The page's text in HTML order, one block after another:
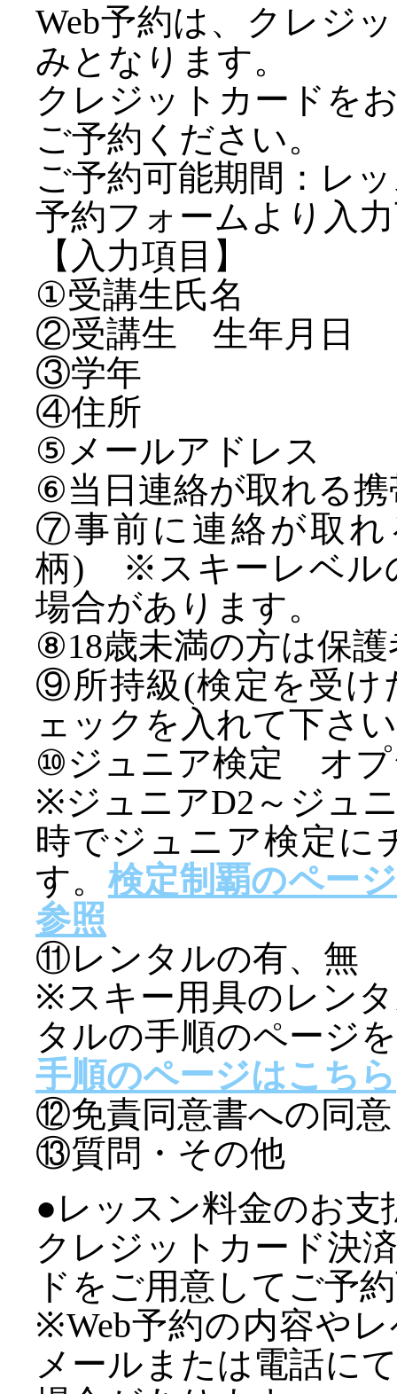
Web予約は、クレジ
みとなります。
クレジットカードを
ご予約ください。
ご予約可能期間：レ
予約フォームより入
【入力項目】
①受講生氏名
②受講生 生年月日
③学年
④住所
⑤メールアドレス
⑥当日連絡が取れる
⑦事前に連絡が取れ
柄) ※スキーレベル
場合があります。
⑧18歳未満の方は保
⑨所持級(検定を受け
ェックを入れて下さ
⑩ジュニア検定 オ
※ジュニアD2～ジュ
時でジュニア検定に
す。 検定制覇のペー
参照
⑪レンタルの有、無
※スキー用具のレン
タルの手順のページ
手順のページはこちら
⑫免責同意書への同意
⑬質問・その他
●レッスン料金のお支
クレジットカード決
ドをご用意してご予
※Web予約の内容や
メールまたは電話に